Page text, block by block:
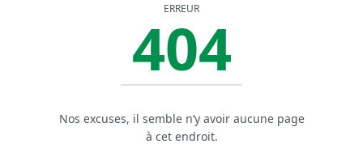
ERREUR
404
Nos excuses, il semble n’y avoir aucune page
à cet endroit.